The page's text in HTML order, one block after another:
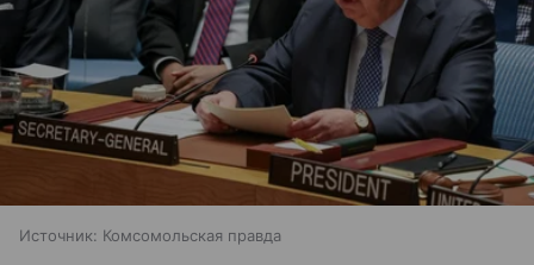
Источник: Комсомольская правда